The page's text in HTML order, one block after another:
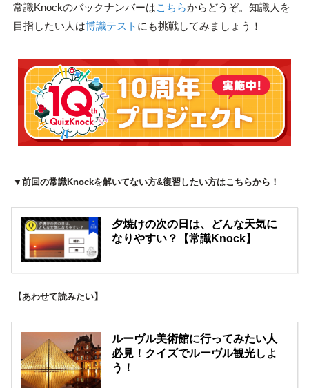
常識Knockのバックナンバーはこちらからどうぞ。知識人を
目指したい人は博識テスト にも挑戦してみましょう！
▼前回の常識Knockを解いてない方&復習したい方はこちらから！
夕焼けの次の日は、どんな天気に
なりやすい？【常識Knock】
【あわせて読みたい】
ルーヴル美術館に行ってみたい人
必見！クイズでルーヴル観光しよ
う！